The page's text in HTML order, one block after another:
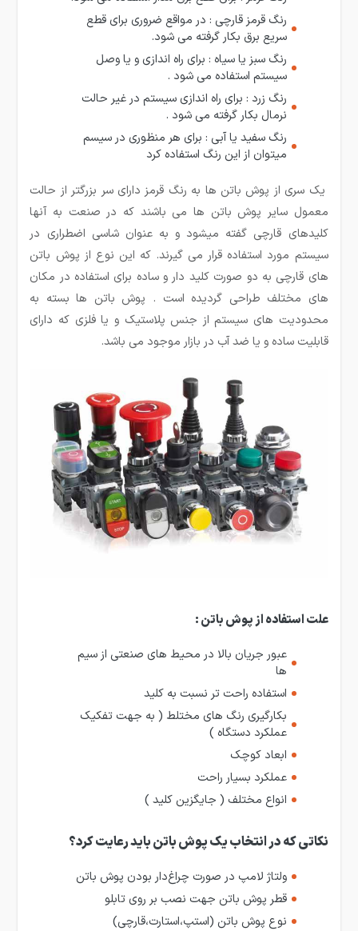
رنگ قرمز قارچی : در مواقع ضروری برای قطع
سریع برق بکار گرفته می شود.
رنگ سبز یا سیاه : برای راه اندازی و یا وصل
سیستم استفاده می شود .
رنگ زرد : برای راه اندازی سیستم در غیر حالت
نرمال بکار گرفته می شود .
رنگ سفید یا آبی : برای هر منظوری در سیسم
میتوان از این رنگ استفاده کرد
یک سری از پوش باتن­ ها به رنگ قرمز دارای سر بزرگتر از حالت
معمول سایر پوش باتن ها می باشند که در صنعت به آنها
کلیدهای قارچی گفته میشود و به عنوان شاسی اضطراری در
سیستم مورد استفاده قرار می­ گیرند. که این نوع از پوش باتن
های قارچی به دو صورت کلید دار و ساده برای استفاده در مکان
های مختلف طراحی گردیده است . پوش باتن ها بسته به
محدودیت های سیستم از جنس پلاستیک و یا فلزی که دارای
قابلیت ساده و یا ضد آب در بازار موجود می­ باشد.
علت استفاده از پوش باتن :
عبور جریان بالا در محیط های صنعتی از سیم
ها
استفاده راحت تر نسبت به کلید
بکارگیری رنگ های مختلط ( به جهت تفکیک
عملکرد دستگاه )
ابعاد کوچک
عملکرد بسیار راحت
انواع مختلف ( جایگزین کلید )
نکاتی که در انتخاب یک پوش باتن باید رعایت کرد؟
ولتاژ لامپ در صورت چراغ‌دار بودن پوش باتن
قطر پوش باتن جهت نصب بر روی تابلو
نوع پوش باتن (استپ،استارت،قارچی)